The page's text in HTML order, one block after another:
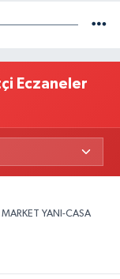
Eczaneler
YANI-CASA